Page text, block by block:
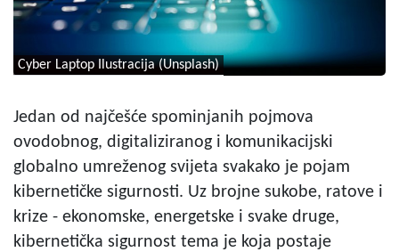
Cyber Laptop Ilustracija (Unsplash)
Jedan od najčešće spominjanih pojmova
ovodobnog, digitaliziranog i komunikacijski
globalno umreženog svijeta svakako je pojam
kibernetičke sigurnosti. Uz brojne sukobe, ratove i
krize - ekonomske, energetske i svake druge,
kibernetička sigurnost tema je koja postaje